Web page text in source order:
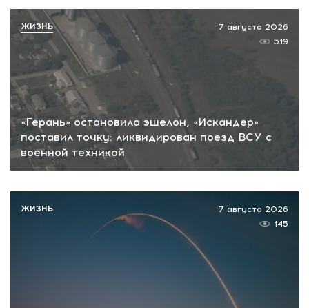
«Герань» остановила эшелон, «Искандер»
поставил точку: ликвидирован поезд ВСУ с
военной техникой
7 августа 2026
519
ЖИЗНЬ
7 августа 2026
145
ЖИЗНЬ